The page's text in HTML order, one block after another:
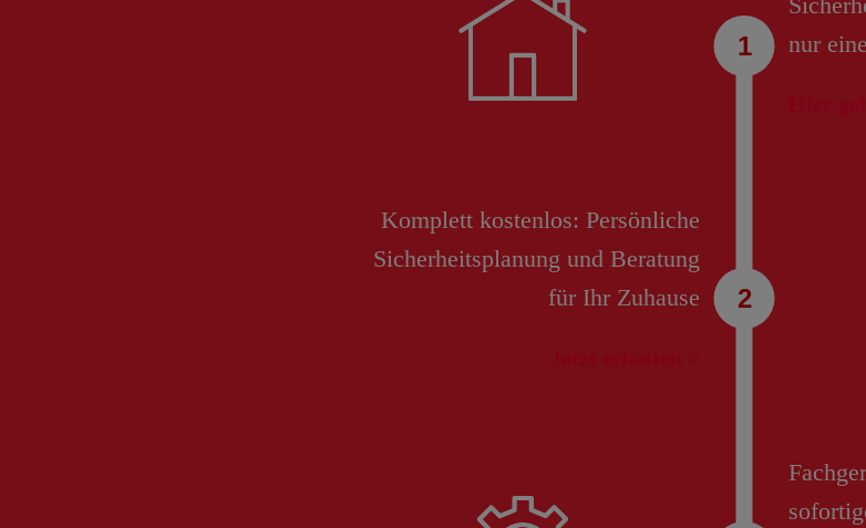
nur
Komplett kostenlos: Persönliche
Sicherheitsplanung und Beratung
für Ihr Zuhause